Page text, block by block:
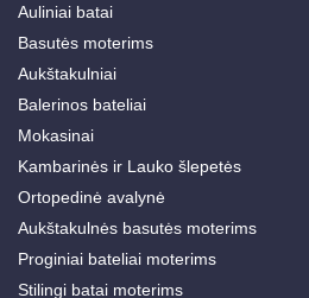
Auliniai batai
Basutės moterims
Aukštakulniai
Balerinos bateliai
Mokasinai
Kambarinės ir Lauko šlepetės
Ortopedinė avalynė
Aukštakulnės basutės moterims
Proginiai bateliai moterims
Stilingi batai moterims